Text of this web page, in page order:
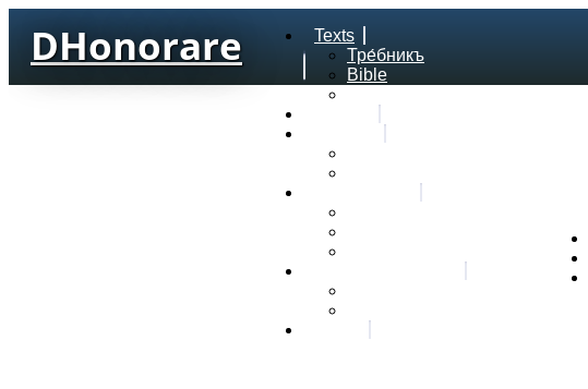
DHonorare
Texts
Тре́бникъ
Bible